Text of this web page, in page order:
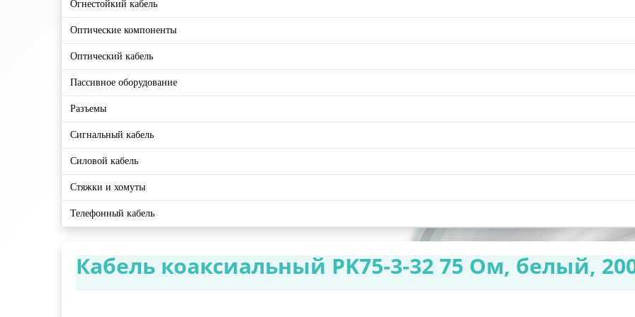
Огнестойкий кабель
Оптические компоненты
Оптический кабель
Пассивное оборудование
Разъемы
Сигнальный кабель
Силовой кабель
Стяжки и хомуты
Телефонный кабель
Кабель коаксиальный PK75-3-32 75 Ом, белый,